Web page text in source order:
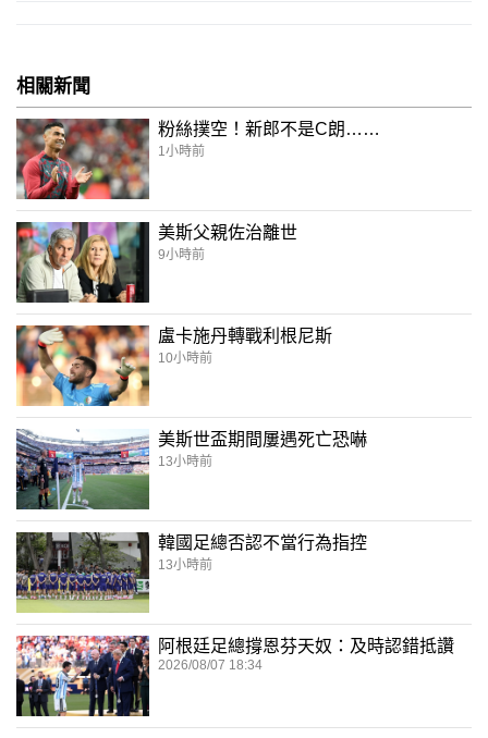
相關新聞
粉絲撲空！新郎不是C朗……
1小時前
美斯父親佐治離世
9小時前
盧卡施丹轉戰利根尼斯
10小時前
美斯世盃期間屢遇死亡恐嚇
13小時前
韓國足總否認不當行為指控
13小時前
阿根廷足總撐恩芬天奴：及時認錯抵讚
2026/08/07 18:34